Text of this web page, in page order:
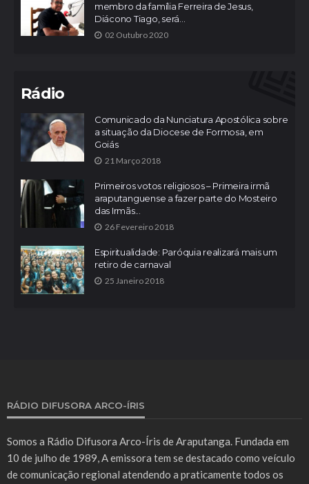
membro da família Ferreira de Jesus,
Diácono Tiago, será...
02 Outubro 2020
Rádio
Comunicado da Nunciatura Apostólica sobre
a situação da Diocese de Formosa, em
Goiás
21 Março 2018
Primeiros votos religiosos – Primeira irmã
araputanguense a fazer parte do Mosteiro
das Irmãs...
26 Fevereiro 2018
Espiritualidade: Paróquia realizará mais um
retiro de carnaval
25 Janeiro 2018
RÁDIO DIFUSORA ARCO-ÍRIS
Somos a Rádio Difusora Arco-Íris de Araputanga. Fundada em
10 de julho de 1989, A emissora tem se destacado como veículo
de comunicação regional atendendo a praticamente todos os